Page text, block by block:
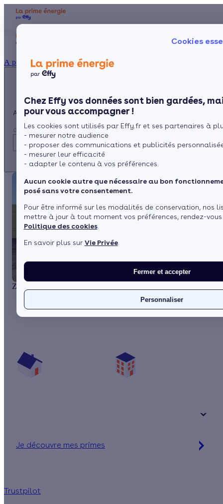
Cookies
Chez Effy vos données sont bien gardées,
pour vous accompagner !
Les cookies sont utilisés par Effy.fr et ses partenaires à
- mesurer notre audience
- proposer des communications et publicités
- mesurer leur efficacité
- adapter le contenu à vos préférences.
Aucun cookie autre que nécessaire au bon
posé sans votre consentement.
Pour être informé sur les modalités de conservation, nos
mettre à jour à tout moment vos préférences, rendez-
Politique des cookies.
En savoir plus sur Vie Privée.
Fermer et accepter
Personnaliser
À propos
3456
Aides et
Le
Appelez-nous !
du lundi au vendredi - 8h à 19h
3456
Service gratuit
+ prix appel
Zoom sur la pompe à chaleur géothermique
Je découvre mes primes
Trustpilot